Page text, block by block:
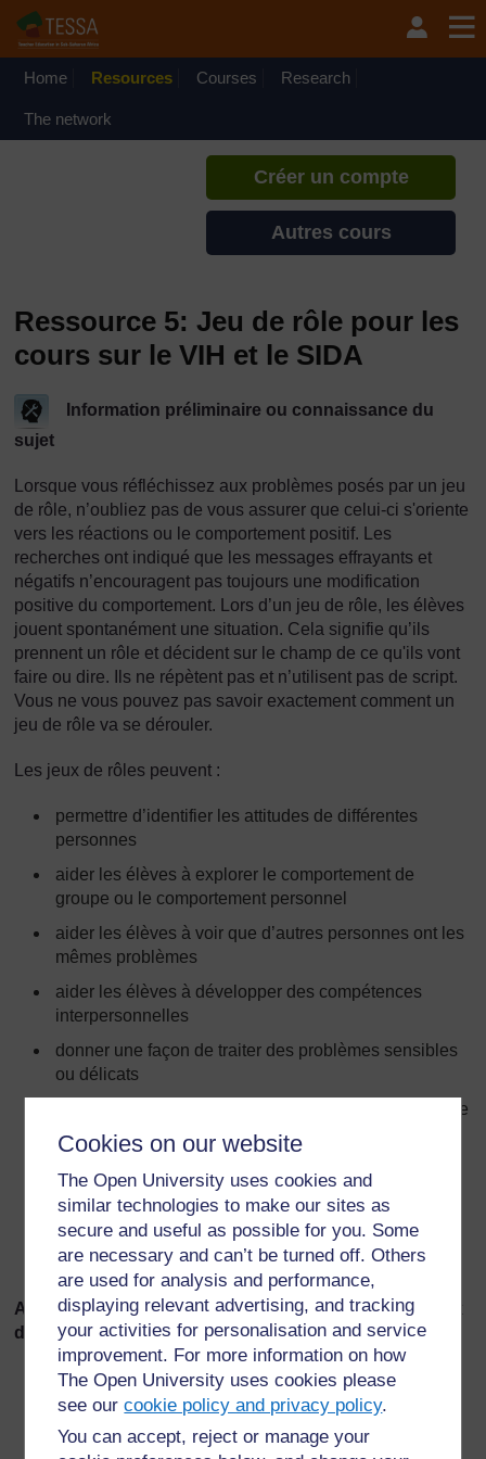
Cookies on our website
The Open University uses cookies and
similar technologies to make our sites as
secure and useful as possible for you. Some
are necessary and can’t be turned off. Others
are used for analysis and performance,
displaying relevant advertising, and tracking
your activities for personalisation and service
improvement. For more information on how
The Open University uses cookies please
see ourcookie policy and privacy policy.
You can accept, reject or manage your
Home Resources Courses Research
The network
Si vous créez un compte, vous
pouvez établir un profil
Créer un compte
Autres cours
Ressource 5: Jeu de rôle pour les
cours sur le VIH et le SIDA
Information préliminaire ou connaissance du
sujet
Lorsque vous réfléchissez aux problèmes posés par un jeu
de rôle, n’oubliez pas de vous assurer que celui-ci s'oriente
vers les réactions ou le comportement positif. Les
recherches ont indiqué que les messages effrayants et
négatifs n’encouragent pas toujours une modification
positive du comportement. Lors d’un jeu de rôle, les élèves
jouent spontanément une situation. Cela signifie qu’ils
prennent un rôle et décident sur le champ de ce qu'ils vont
faire ou dire. Ils ne répètent pas et n’utilisent pas de script.
Vous ne vous pouvez pas savoir exactement comment un
jeu de rôle va se dérouler.
Les jeux de rôles peuvent :
permettre d’identifier les attitudes de différentes
personnes
aider les élèves à explorer le comportement de
groupe ou le comportement personnel
aider les élèves à voir que d’autres personnes ont les
mêmes problèmes
aider les élèves à développer des compétences
interpersonnelles
donner une façon de traiter des problèmes sensibles
ou délicats
aider les élèves à voir les choses avec le point de vue
de quelqu’un d’autre
aider les élèves à explorer des situations qui posent
problème, sans révéler quoi que ce soit de personnel
au sujet de leurs propres connaissances, croyances,
expériences ou situations.
Astuces pour l’organisation et le déroulement des jeux
de rôles
Écrivez le problème au tableau et sur des feuilles de
papier.
Laissez les élèves lire la situation et y réfléchir.